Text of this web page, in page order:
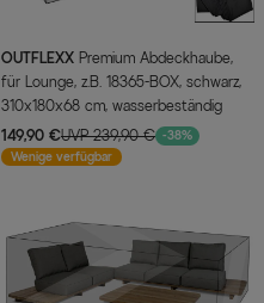
OUTFLEXX
für Lounge, z.B. 18365-BOX, schwarz,
310x180x68 cm, wasserbeständig
149,90 €UVP 239,90 € -38%
Wenige verfügbar